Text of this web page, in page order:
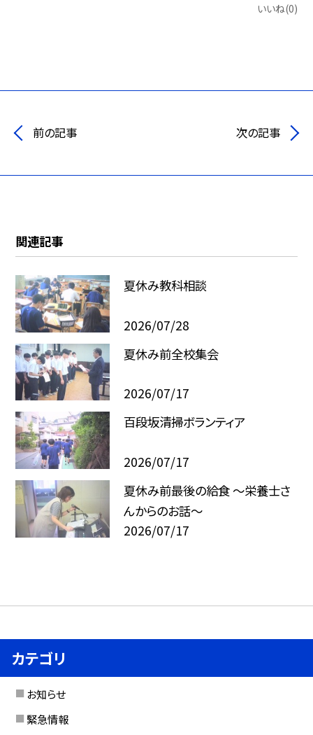
いいね(0)
前の記事 次の記事
関連記事
夏休み教科相談
2026/07/28
夏休み前全校集会
2026/07/17
百段坂清掃ボランティア
2026/07/17
夏休み前最後の給食 ～栄養士さ
んからのお話～
2026/07/17
カテゴリ
お知らせ
緊急情報